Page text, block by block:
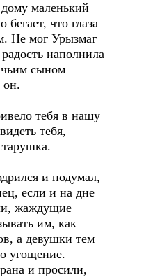
маленький
бегает, что глаза
Не мог Урызмаг
наполнила
чьим сыном
он.
тебя в нашу
тебя, —
и подумал,
если и на дне
жаждущие
им, как
а девушки тем
угощение.
и просили,